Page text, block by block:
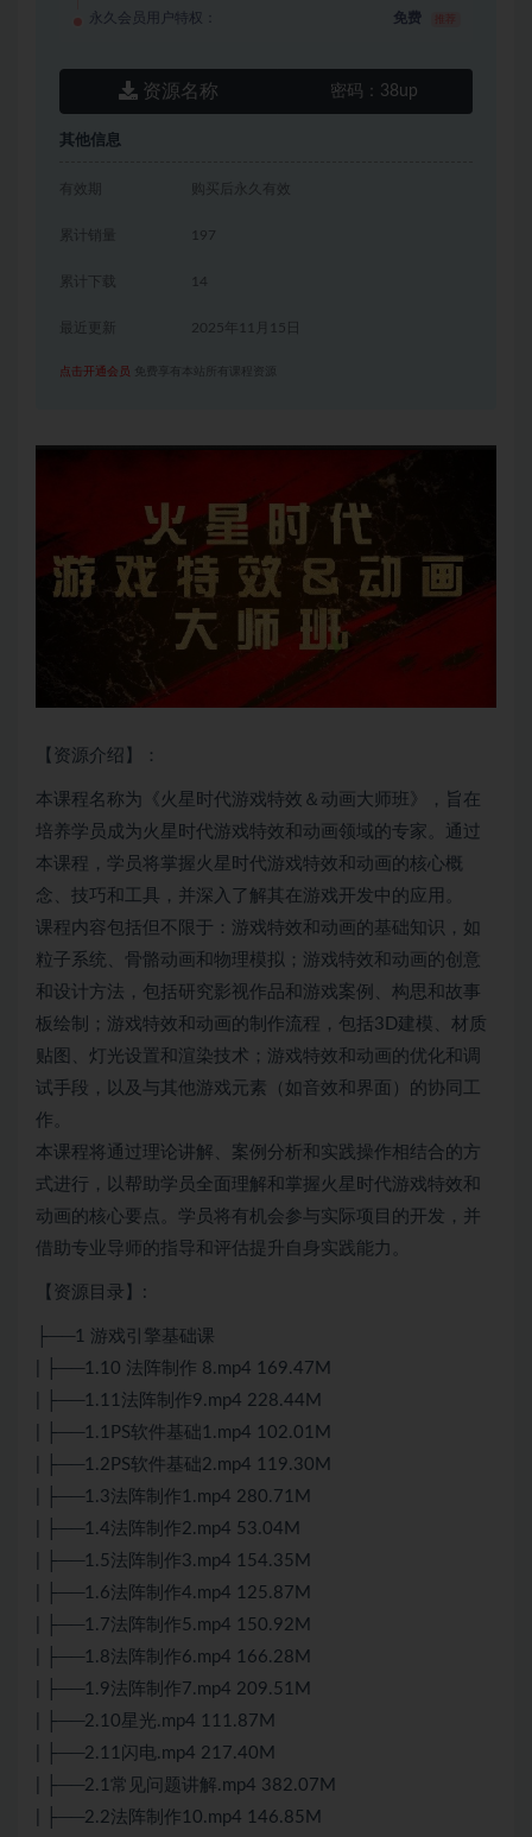
永久会员用户特权： 免费
资源名称 密码： 38up
其他信息
有效期 购买后永久有效
累计销量 197
累计下载 14
2025年11月15日
点击开通会员 免费享有本站所有课程资源
【资源介绍】：
本课程名称为《火星时代游戏特效＆动画大师班》，旨在
培养学员成为火星时代游戏特效和动画领域的专家。通过
本课程，学员将掌握火星时代游戏特效和动画的核心概
念、技巧和工具，并深入了解其在游戏开发中的应用。
课程内容包括但不限于：游戏特效和动画的基础知识，如
粒子系统、骨骼动画和物理模拟；游戏特效和动画的创意
和设计方法，包括研究影视作品和游戏案例、构思和故事
板绘制；游戏特效和动画的制作流程，包括3D建模、材质
贴图、灯光设置和渲染技术；游戏特效和动画的优化和调
试手段，以及与其他游戏元素（如音效和界面）的协同工
作。
本课程将通过理论讲解、案例分析和实践操作相结合的方
式进行，以帮助学员全面理解和掌握火星时代游戏特效和
动画的核心要点。学员将有机会参与实际项目的开发，并
借助专业导师的指导和评估提升自身实践能力。
【资源目录】:
├──1 游戏引擎基础课
| ├──1.10 法阵制作 8.mp4 169.47M
| ├──1.11法阵制作9.mp4 228.44M
| ├──1.1PS软件基础1.mp4 102.01M
| ├──1.2PS软件基础2.mp4 119.30M
| ├──1.3法阵制作1.mp4 280.71M
| ├──1.4法阵制作2.mp4 53.04M
| ├──1.5法阵制作3.mp4 154.35M
| ├──1.6法阵制作4.mp4 125.87M
| ├──1.7法阵制作5.mp4 150.92M
| ├──1.8法阵制作6.mp4 166.28M
| ├──1.9法阵制作7.mp4 209.51M
| ├──2.10星光.mp4 111.87M
| ├──2.11闪电.mp4 217.40M
| ├──2.1常见问题讲解.mp4 382.07M
| ├──2.2法阵制作10.mp4 146.85M